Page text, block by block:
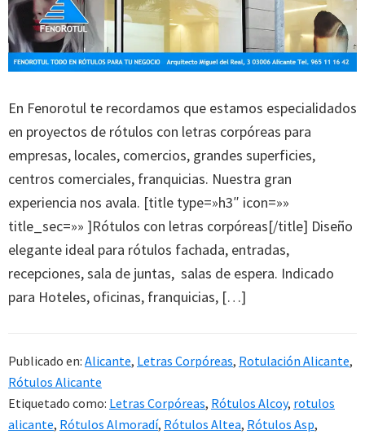
En Fenorotul te recordamos que estamos especialidados
en proyectos de rótulos con letras corpóreas para
empresas, locales, comercios, grandes superficies,
centros comerciales, franquicias. Nuestra gran
experiencia nos avala. [title type=»h3″ icon=»»
title_sec=»» ]Rótulos con letras corpóreas[/title] Diseño
elegante ideal para rótulos fachada, entradas,
recepciones, sala de juntas, salas de espera. Indicado
para Hoteles, oficinas, franquicias, […]
Publicado en: Alicante, Letras Corpóreas, Rotulación Alicante,
Rótulos Alicante
Etiquetado como: Letras Corpóreas, Rótulos Alcoy, rotulos
alicante, Rótulos Almoradí, Rótulos Altea, Rótulos Asp,